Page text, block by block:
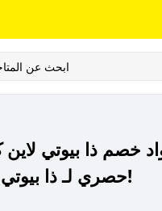
ابحث عن
خصم ذا بيوتي
حصري لـ ذا بيوتي لاين الآن!